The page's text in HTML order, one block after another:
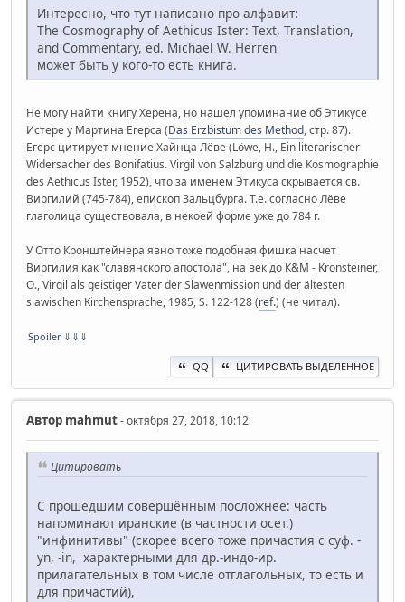
Интересно, что тут написано про алфавит:
The Cosmography of Aethicus Ister: Text, Translation,
and Commentary, ed. Michael W. Herren
может быть у кого-то есть книга.
Не могу найти книгу Херена, но нашел упоминание об Этикусе
Истере у Мартина Егерса (Das Erzbistum des Method, стр. 87).
Егерс цитирует мнение Хайнца Лёве (Löwe, H., Ein literarischer
Widersacher des Bonifatius. Virgil von Salzburg und die Kosmographie
des Aethicus Ister, 1952), что за именем Этикуса скрывается св.
Виргилий (745-784), епископ Зальцбурга. Т.е. согласно Лёве
глаголица существовала, в некоей форме уже до 784 г.
У Отто Кронштейнера явно тоже подобная фишка насчет
Виргилия как "славянского апостола", на век до К&М - Kronsteiner,
O., Virgil als geistiger Vater der Slawenmission und der ältesten
slawischen Kirchensprache, 1985, S. 122-128 (ref.) (не читал).
Spoiler ⇓⇓⇓
QQ ЦИТИРОВАТЬ ВЫДЕЛЕННОЕ
Автор mahmut- октября 27, 2018, 10:12
Цитировать
С прошедшим совершённым посложнее: часть
напоминают иранские (в частности осет.)
"инфинитивы" (скорее всего тоже причастия с суф. -
yn, -in, характерными для др.-индо-ир.
прилагательных в том числе отглагольных, то есть и
для причастий),